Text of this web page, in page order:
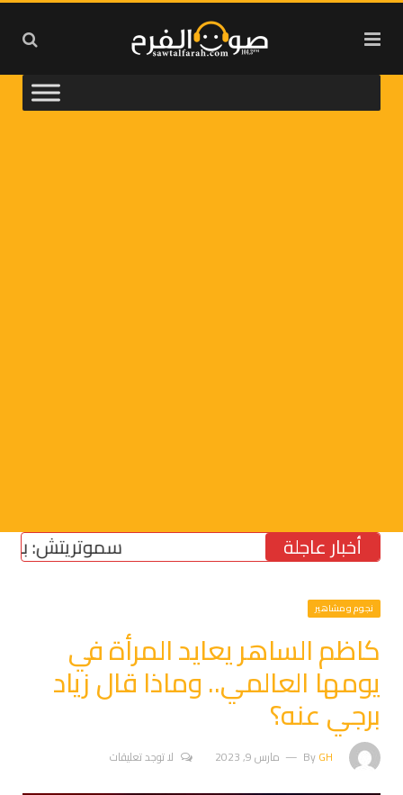
أخبار عاجلة سموتريتش: بقاء
نجوم ومشاهير
كاظم الساهر يعايد المرأة في
يومها العالمي.. وماذا قال زياد
برجي عنه؟
ByGH مارس 9, 2023 لا توجد تعليقات